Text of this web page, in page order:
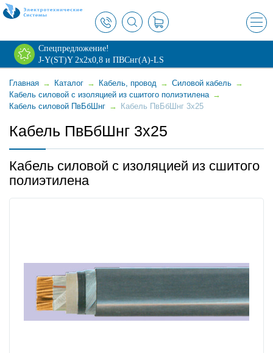
×
Спецпредложение!
J-Y(ST)Y 2х2х0,8 и ПВСнг(А)-LS
Главная → Каталог → Кабель, провод → Силовой кабель →
Кабель силовой с изоляцией из сшитого полиэтилена →
Кабель силовой ПвБбШнг → Кабель ПвБбШнг 3x25
Кабель ПвБбШнг 3x25
Кабель силовой с изоляцией из сшитого
полиэтилена